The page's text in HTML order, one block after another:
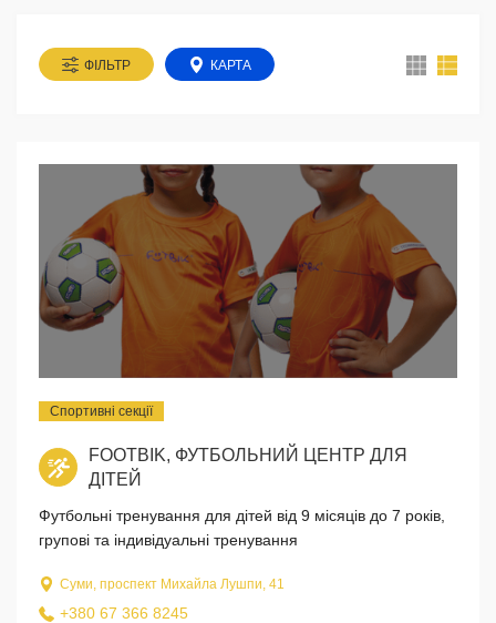
ФІЛЬТР КАРТА
Спортивні секції
FOOTBIK, ФУТБОЛЬНИЙ ЦЕНТР ДЛЯ
ДІТЕЙ
Футбольні тренування для дітей від 9 місяців до 7 років,
групові та індивідуальні тренування
Суми, проспект Михайла Лушпи, 41
+380 67 366 8245